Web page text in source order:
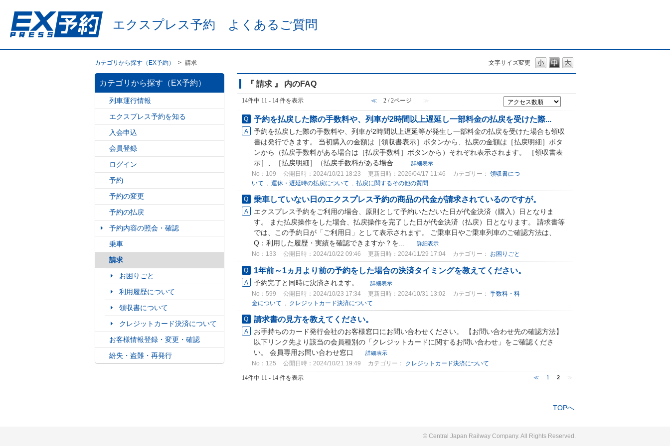
エクスプレス予約 よくあるご質問
文字サイズ変更
カテゴリから探す（EX予約） > 請求
カテゴリから探す（EX予約）
列車運行情報
エクスプレス予約を知る
入会申込
会員登録
ログイン
予約
予約の変更
予約の払戻
予約内容の照会・確認
乗車
請求
お困りごと
利用履歴について
領収書について
クレジットカード決済について
お客様情報登録・変更・確認
紛失・盗難・再発行
『 請求 』 内のFAQ
14件中 11 - 14 件を表示 ≪ 2 / 2ページ ≫
予約を払戻した際の手数料や、列車が2時間以上遅延し一部料金の払戻を受けた際...
予約を払戻した際の手数料や、列車が2時間以上遅延等が発生し一部料金の払戻を受けた場合も領収
書は発行できます。 当初購入の金額は［領収書表示］ボタンから、払戻の金額は［払戻明細］ボタ
ンから（払戻手数料がある場合は［払戻手数料］ボタンから）それぞれ表示されます。 ［領収書表
示］、［払戻明細］（払戻手数料がある場合...
詳細表示
No：109 公開日時：2024/10/21 18:23 更新日時：2026/04/17 11:46 カテゴリー： 領収書につ
いて , 運休・遅延時の払戻について , 払戻に関するその他の質問
乗車していない日のエクスプレス予約の商品の代金が請求されているのですが。
エクスプレス予約をご利用の場合、原則として予約いただいた日が代金決済（購入）日となりま
す。 また払戻操作をした場合、払戻操作を完了した日が代金決済（払戻）日となります。 請求書等
では、この予約日が「ご利用日」として表示されます。 ご乗車日やご乗車列車のご確認方法は、
Q：利用した履歴・実績を確認できますか？を...
詳細表示
No：133 公開日時：2024/10/22 09:46 更新日時：2024/11/29 17:04 カテゴリー： お困りごと
1年前～1ヵ月より前の予約をした場合の決済タイミングを教えてください。
予約完了と同時に決済されます。 詳細表示
No：599 公開日時：2024/10/23 17:34 更新日時：2024/10/31 13:02 カテゴリー： 手数料・料
金について , クレジットカード決済について
請求書の見方を教えてください。
お手持ちのカード発行会社のお客様窓口にお問い合わせください。 【お問い合わせ先の確認方法】
以下リンク先より該当の会員種別の「クレジットカードに関するお問い合わせ」をご確認くださ
い。 会員専用お問い合わせ窓口
詳細表示
No：125 公開日時：2024/10/21 19:49 カテゴリー： クレジットカード決済について
14件中 11 - 14 件を表示 ≪ 1 2
TOPへ
© Central Japan Railway Company. All Rights Reserved.